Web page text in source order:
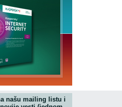
našu mailing listu i